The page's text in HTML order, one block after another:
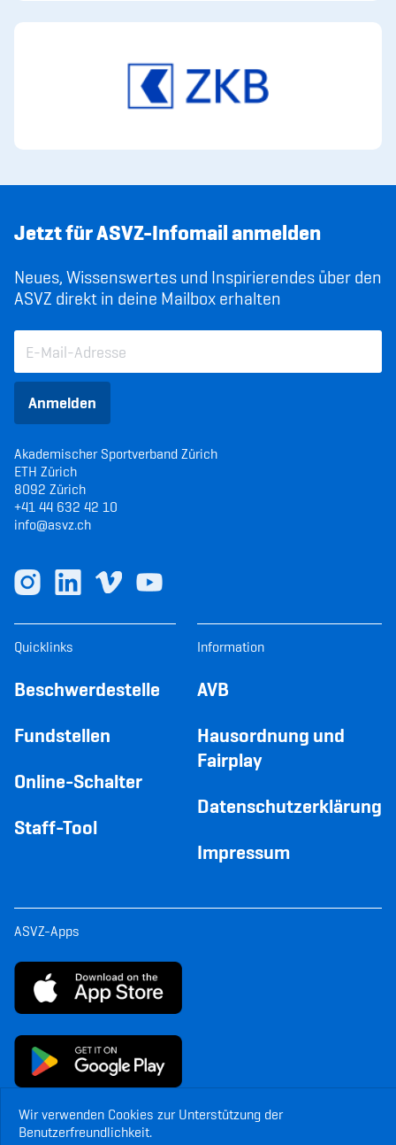
Wir verwenden Cookies zur Unterstützung der
Benutzerfreundlichkeit.
Jetzt für ASVZ-Infomail anmelden
Neues, Wissenswertes und Inspirierendes über den
ASVZ direkt in deine Mailbox erhalten
Anmelden
Akademischer Sportverband Zürich
ETH Zürich
8092 Zürich
+41 44 632 42 10
info@asvz.ch
Quicklinks
Beschwerdestelle
Fundstellen
Online-Schalter
Staff-Tool
Information
AVB
Hausordnung und
Fairplay
Datenschutzerklärung
Impressum
ASVZ-Apps